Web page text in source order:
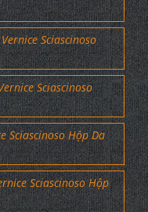
Sciascinoso
Sciascinoso
Sciascinoso Hộp Da
Sciascinoso Hộp